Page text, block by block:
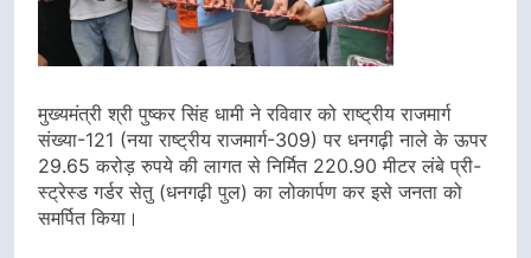
मुख्यमंत्री श्री पुष्कर सिंह धामी ने रविवार को राष्ट्रीय राजमार्ग
संख्या-121 (नया राष्ट्रीय राजमार्ग-309) पर धनगढ़ी नाले के ऊपर
29.65 करोड़ रुपये की लागत से निर्मित 220.90 मीटर लंबे प्री-
स्ट्रेस्ड गर्डर सेतु (धनगढ़ी पुल) का लोकार्पण कर इसे जनता को
समर्पित किया।